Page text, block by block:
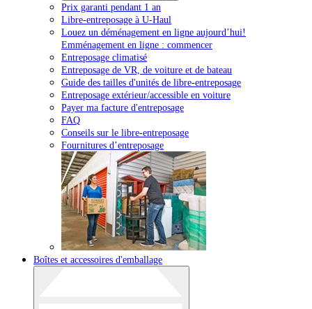
Prix garanti pendant 1 an
Libre-entreposage à U-Haul
Louez un déménagement en ligne aujourd’hui!
Emménagement en ligne : commencer
Entreposage climatisé
Entreposage de VR, de voiture et de bateau
Guide des tailles d'unités de libre-entreposage
Entreposage extérieur/accessible en voiture
Payer ma facture d'entreposage
FAQ
Conseils sur le libre-entreposage
Fournitures d’entreposage
Boîtes et accessoires d'emballage